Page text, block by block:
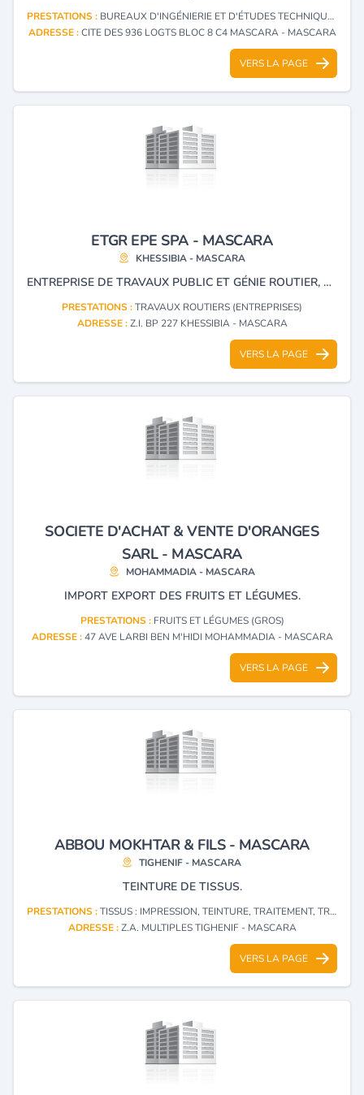
PRESTATIONS : BUREAUX D'INGÉNIERIE ET D'ÉTUDES TECHNIQUES
ADRESSE :CITE DES 936 LOGTS BLOC 8 C4 MASCARA - MASCARA
VERS LA PAGE
ETGR EPE SPA - MASCARA
KHESSIBIA - MASCARA
ENTREPRISE DE TRAVAUX PUBLIC ET GÉNIE ROUTIER, EXPLOITATION DE CALCAIRE POUR AGRÉGATS.
PRESTATIONS :TRAVAUX ROUTIERS (ENTREPRISES)
ADRESSE :Z.I. BP 227 KHESSIBIA - MASCARA
VERS LA PAGE
SOCIETE D'ACHAT & VENTE D'ORANGES
SARL - MASCARA
MOHAMMADIA - MASCARA
IMPORT EXPORT DES FRUITS ET LÉGUMES.
PRESTATIONS : FRUITS ET LÉGUMES (GROS)
ADRESSE :47 AVE LARBI BEN M'HIDI MOHAMMADIA - MASCARA
VERS LA PAGE
ABBOU MOKHTAR & FILS - MASCARA
TIGHENIF - MASCARA
TEINTURE DE TISSUS.
PRESTATIONS :TISSUS : IMPRESSION, TEINTURE, TRAITEMENT, TRANSFORMATION
ADRESSE :Z.A. MULTIPLES TIGHENIF - MASCARA
VERS LA PAGE